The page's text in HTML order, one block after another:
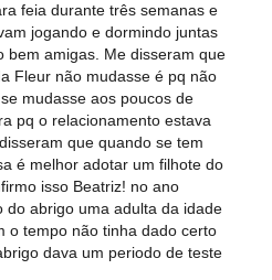
feia durante três semanas e
jogando e dormindo juntas
bem amigas. Me disseram que
Fleur não mudasse é pq não
mudasse aos poucos de
pq o relacionamento estava
que quando se tem
é melhor adotar um filhote do
isso Beatriz! no ano
do abrigo uma adulta da idade
o tempo não tinha dado certo
dava um periodo de teste